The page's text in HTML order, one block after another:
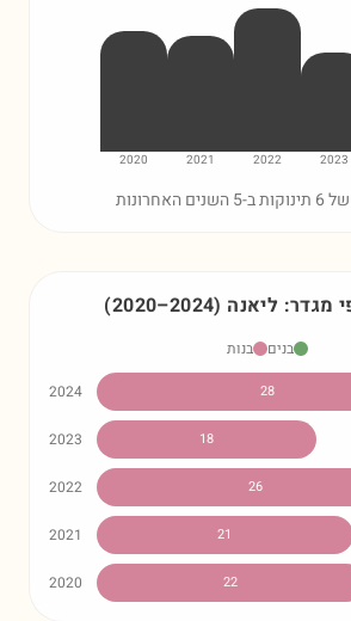
2023
2022
2021
2020
מגדר: ליאנה (2020–2024)
בנים
בנות
2024
28
2023 18
2022 26
2021 21
2020 22